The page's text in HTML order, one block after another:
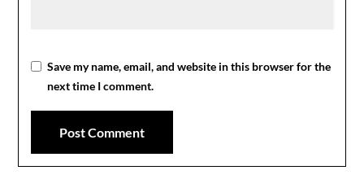
Save my name, email, and website in this browser for the
next time I comment.